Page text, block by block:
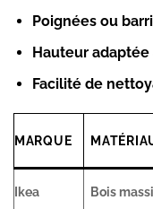
Poignées ou
Hauteur adaptée
Facilité de
MARQUE
Ikea Bois